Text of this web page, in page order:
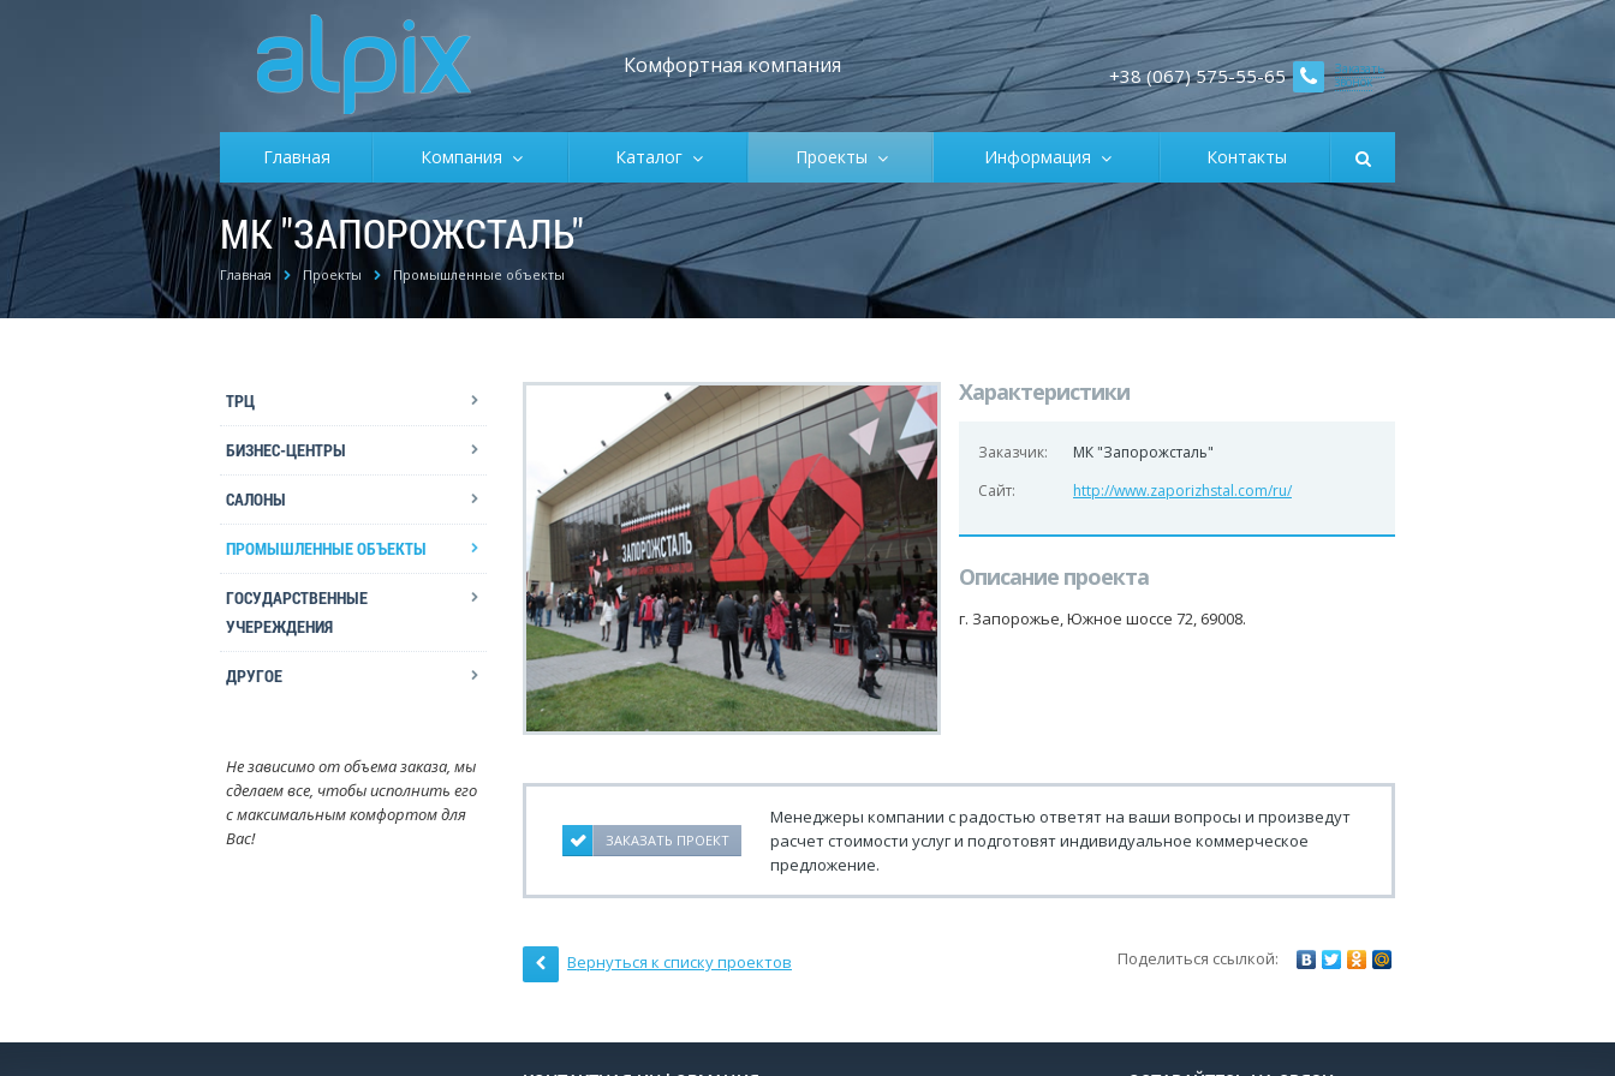
Комфортная компания Заказать
звонок
+38 (067) 575-55-65
Главная Компания Каталог Проекты Информация Контакты
МК "ЗАПОРОЖСТАЛЬ"
Главная Проекты Промышленные объекты
ТРЦ
БИЗНЕС-ЦЕНТРЫ
САЛОНЫ
ПРОМЫШЛЕННЫЕ ОБЪЕКТЫ
ГОСУДАРСТВЕННЫЕ
УЧЕРЕЖДЕНИЯ
ДРУГОЕ
Не зависимо от объема заказа, мы
сделаем все, чтобы исполнить его
с максимальным комфортом для
Вас!
Характеристики
Заказчик:
МК "Запорожсталь"
Сайт:
http://www.zaporizhstal.com/ru/
Описание проекта
г. Запорожье, Южное шоссе 72, 69008.
ЗАКАЗАТЬ ПРОЕКТ
Менеджеры компании с радостью ответят на ваши вопросы и произведут
расчет стоимости услуг и подготовят индивидуальное коммерческое
предложение.
Вернуться к списку проектов Поделиться ссылкой: